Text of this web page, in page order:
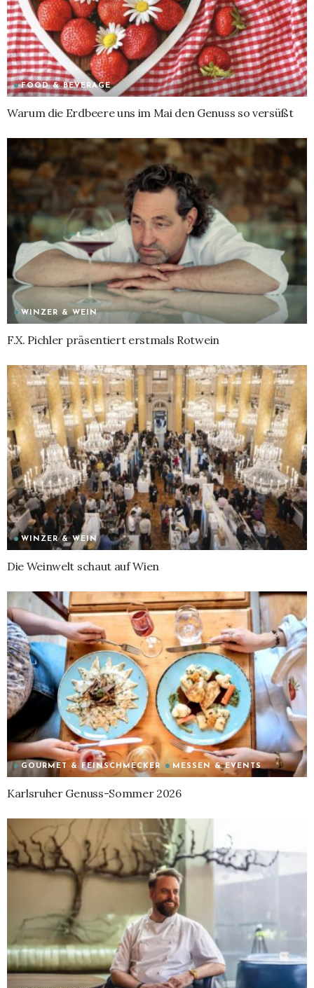
FOOD & BEVERAGE
Warum die Erdbeere uns im Mai den Genuss so versüßt
WINZER & WEIN
F.X. Pichler präsentiert erstmals Rotwein
WINZER & WEIN
Die Weinwelt schaut auf Wien
GOURMET & FEINSCHMECKER MESSEN & EVENTS
Karlsruher Genuss-Sommer 2026